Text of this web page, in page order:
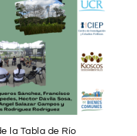
la Tabla de Río